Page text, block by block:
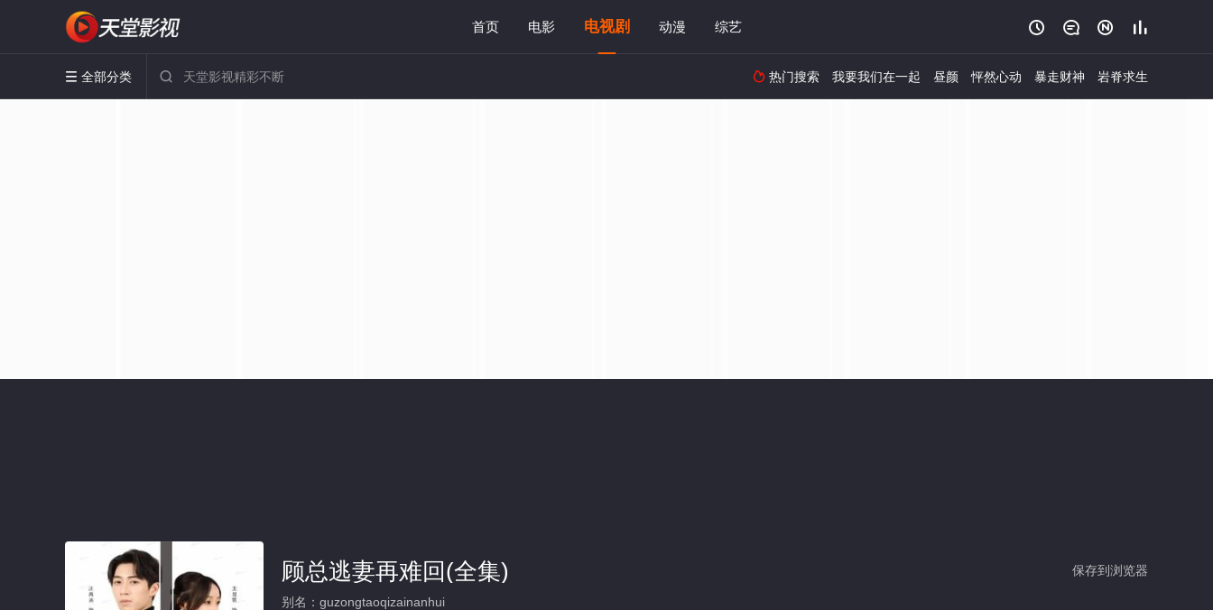
首页 电影 电视剧 动漫 综艺    
 全部分类   热门搜索 我要我们在一起 昼颜 怦然心动 暴走财神 岩脊求生
保存到浏览器
顾总逃妻再难回(全集)
别名：guzongtaoqizainanhui